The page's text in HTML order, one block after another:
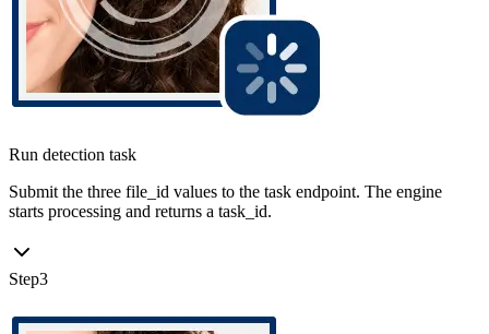
Run detection task
Submit the three file_id values to the task endpoint. The engine
starts processing and returns a task_id.
Step3